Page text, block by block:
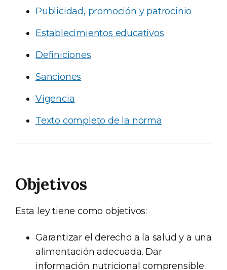
Publicidad, promoción y patrocinio
Establecimientos educativos
Definiciones
Sanciones
Vigencia
Texto completo de la norma
Objetivos
Esta ley tiene como objetivos:
Garantizar el derecho a la salud y a una
alimentación adecuada. Dar
información nutricional comprensible